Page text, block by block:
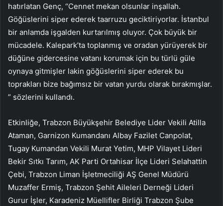
hatırlatan Genç, “Cennet mekan olsunlar inşallah.
Göğüslerini siper ederek taarruzu geciktiriyorlar. İstanbul
bir anlamda işgalden kurtarılmış oluyor. Çok büyük bir
mücadele. Kalepark’ta toplanmış ve oradan yürüyerek bir
düğüne gidercesine vatanı korumak için bu türlü güle
oynaya gitmişler lakin göğüslerini siper ederek bu
toprakları bize bağımsız bir vatan yurdu olarak bırakmışlar.
” sözlerini kullandı.
Etkinliğe, Trabzon Büyükşehir Belediye Lider Vekili Atilla
Ataman, Garnizon Kumandanı Albay Fazilet Canpolat,
Tugay Kumandan Vekili Murat Yetim, MHP Vilayet Lideri
Bekir Sıtkı Tarım, AK Parti Ortahisar İlçe Lideri Selahattin
Çebi, Trabzon Liman İşletmeciliği AŞ Genel Müdürü
Muzaffer Ermiş, Trabzon Şehit Aileleri Derneği Lideri
Gurur İşler, Karadeniz Müellifler Birliği Trabzon Şube